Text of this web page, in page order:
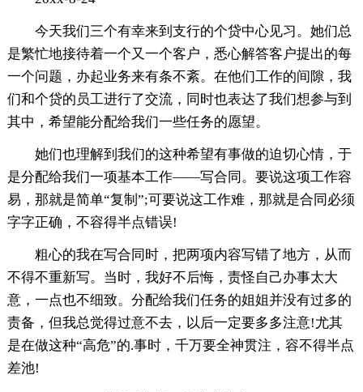
今天我们三个有幸来到支行的个贷中心见习。她们总
是繁忙地接待着一个又一个客户，悉心解答客户提出的每
一个问题，办起业务来有条不紊。在他们工作的间隙，我
们和个贷的员工进行了交流，同时也表达了我们想参与到
其中，希望能分配给我们一些任务的愿望。
她们也理解到我们的这种希望有事做的迫切心情，于
是分配给我们一项基本工作——写合同。要说这项工作容
易，那就是简单“复制”;可要说这工作难，那就是合同必须
字字正确，不容得半点错误!
粗心的我在写合同时，把两项内容写错了地方，从而
不得不重新写。当时，我好不后悔，责怪自己办事太大
意，一点也不细致。分配给我们任务的姐姐并没有过多的
责备，但我总觉得过意不去，以后一定要多多注意!尤其
是在做这种“高危”的.事时，千万要全神贯注，容不得半点
差池!